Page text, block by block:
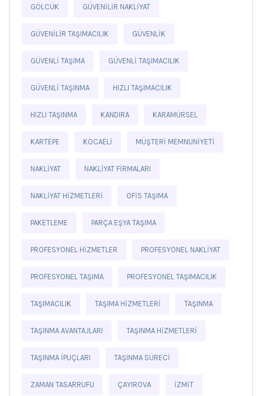
GÖLCÜK GÜVENILIR NAKLIYAT
GÜVENILIR TAŞIMACILIK GÜVENLIK
GÜVENLI TAŞIMA GÜVENLI TAŞIMACILIK
GÜVENLI TAŞINMA HIZLI TAŞIMACILIK
HIZLI TAŞINMA KANDIRA KARAMÜRSEL
KARTEPE KOCAELI MÜŞTERI MEMNUNIYETI
NAKLIYAT NAKLIYAT FIRMALARI
NAKLIYAT HIZMETLERI OFIS TAŞIMA
PAKETLEME PARÇA EŞYA TAŞIMA
PROFESYONEL HIZMETLER PROFESYONEL NAKLIYAT
PROFESYONEL TAŞIMA PROFESYONEL TAŞIMACILIK
TAŞIMACILIK TAŞIMA HIZMETLERI TAŞINMA
TAŞINMA AVANTAJLARI TAŞINMA HIZMETLERI
TAŞINMA IPUÇLARI TAŞINMA SÜRECI
ZAMAN TASARRUFU ÇAYIROVA İZMIT